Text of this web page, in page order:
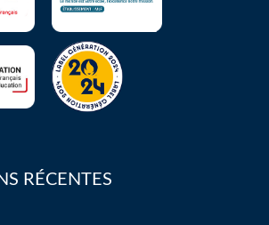
RÉCENTES